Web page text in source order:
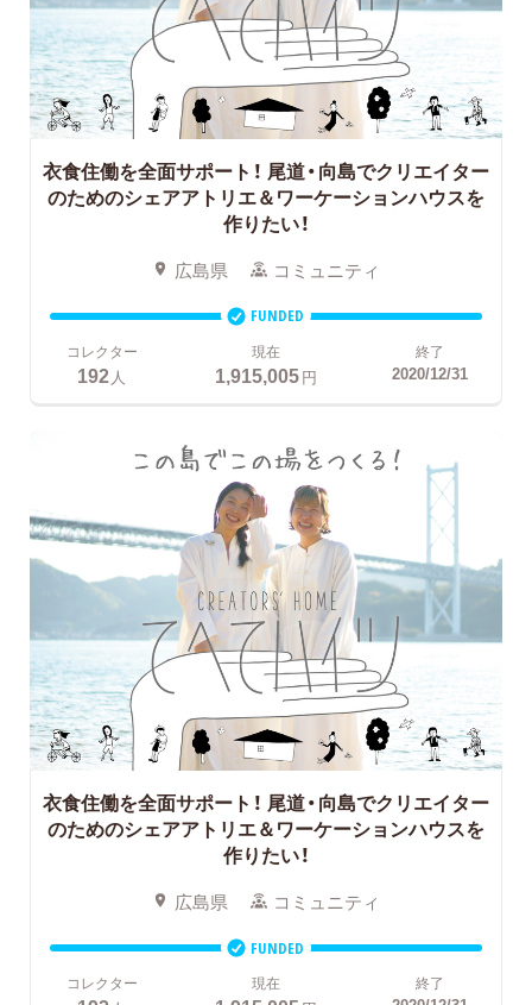
衣食住働を全面サポート！ 尾道・向島でクリエイター
のためのシェアアトリエ＆ワーケーションハウスを
作りたい！
広島県 コミュニティ
FUNDED
コレクター
192 人
現在
1,915,005円
終了
2020/12/31
衣食住働を全面サポート！ 尾道・向島でクリエイター
のためのシェアアトリエ＆ワーケーションハウスを
作りたい！
広島県 コミュニティ
FUNDED
コレクター
現在 終了